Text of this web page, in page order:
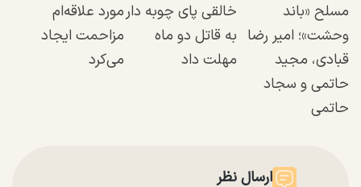
مسلح «باند
وحشت»؛ امیر رضا
قبادی، مجید
حاتمی و سجاد
حاتمی
خالقی پای چوبه دار
به قاتل دو ماه
مهلت داد
مورد علاقه‌ام
مزاحمت ایجاد
می‌کرد
ارسال نظر